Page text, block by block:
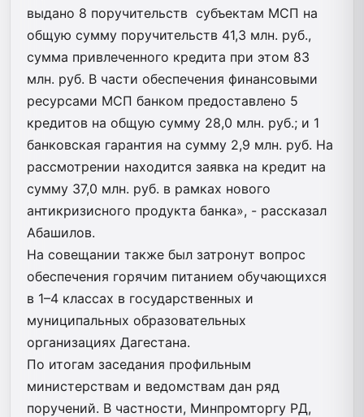
выдано 8 поручительств субъектам МСП на
общую сумму поручительств 41,3 млн. руб.,
сумма привлеченного кредита при этом 83
млн. руб. В части обеспечения финансовыми
ресурсами МСП банком предоставлено 5
кредитов на общую сумму 28,0 млн. руб.; и 1
банковская гарантия на сумму 2,9 млн. руб. На
рассмотрении находится заявка на кредит на
сумму 37,0 млн. руб. в рамках нового
антикризисного продукта банка», - рассказал
Абашилов.
На совещании также был затронут вопрос
обеспечения горячим питанием обучающихся
в 1–4 классах в государственных и
муниципальных образовательных
организациях Дагестана.
По итогам заседания профильным
министерствам и ведомствам дан ряд
поручений. В частности, Минпромторгу РД,